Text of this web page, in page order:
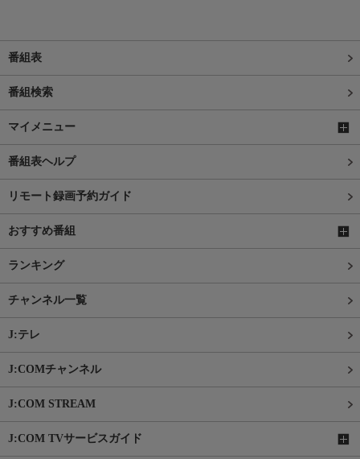
番組表
番組検索
マイメニュー
番組表ヘルプ
リモート録画予約ガイド
おすすめ番組
ランキング
チャンネル一覧
J:テレ
J:COMチャンネル
J:COM STREAM
J:COM TVサービスガイド